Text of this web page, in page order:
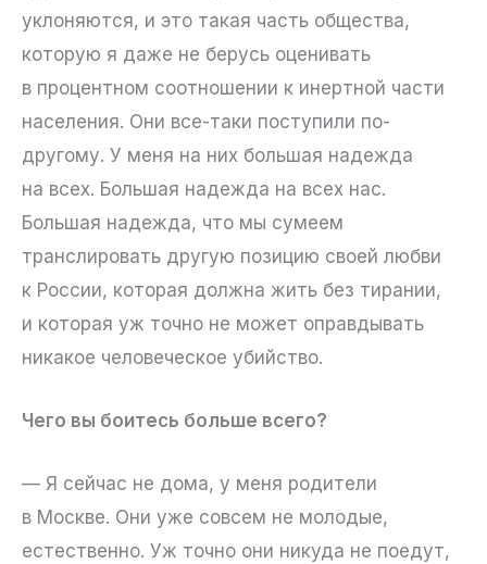
уклоняются, и это такая часть общества,
которую я даже не берусь оценивать
в процентном соотношении к инертной части
населения. Они все-таки поступили по-
другому. У меня на них большая надежда
на всех. Большая надежда на всех нас.
Большая надежда, что мы сумеем
транслировать другую позицию своей любви
к России, которая должна жить без тирании,
и которая уж точно не может оправдывать
никакое человеческое убийство.
Чего вы боитесь больше всего?
— Я сейчас не дома, у меня родители
в Москве. Они уже совсем не молодые,
естественно. Уж точно они никуда не поедут,